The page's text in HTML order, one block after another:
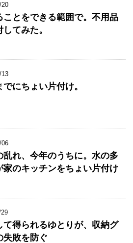
20
ことをできる範囲で。不用品
てみた。
13
でにちょい片付け。
06
乱れ、今年のうちに。水の多
家のキッチンをちょい片付け
て得られるゆとりが、収納グ
失敗を防ぐ